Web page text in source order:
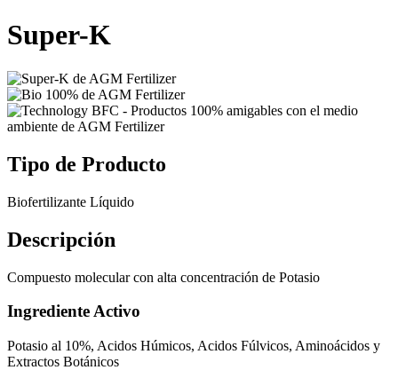
Super-K
Tipo de Producto
Biofertilizante Líquido
Descripción
Compuesto molecular con alta concentración de Potasio
Ingrediente Activo
Potasio al 10%, Acidos Húmicos, Acidos Fúlvicos, Aminoácidos y
Extractos Botánicos